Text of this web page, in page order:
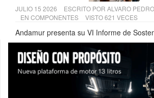
JULIO 15 2026 ESCRITO POR ALVARO
EN COMPONENTES VISTO 621 VECES
Andamur presenta su VI Informe de